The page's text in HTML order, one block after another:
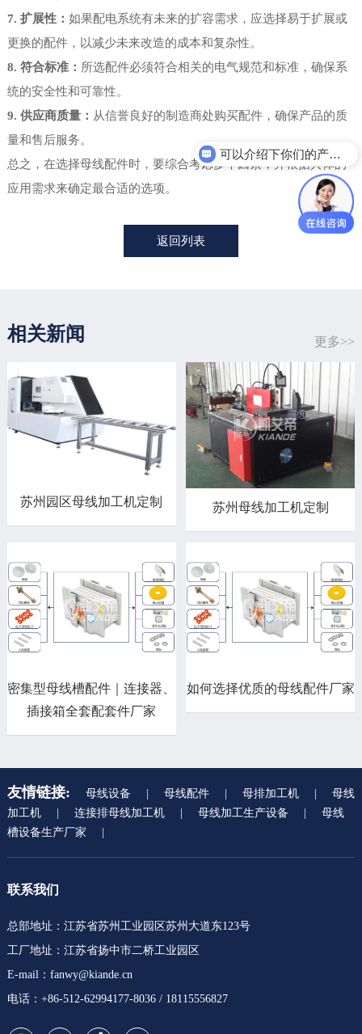
7. 扩展性： 如果配电系统有未来的扩容需求，应选择易于扩展或
更换的配件，以减少未来改造的成本和复杂性。
8. 符合标准： 所选配件必须符合相关的电气规范和标准，确保系
统的安全性和可靠性。
9. 供应商质量： 从信誉良好的制造商处购买配件，确保产品的质
量和售后服务。
总之，在选择母线配件时，要综合考虑多个因素，并根据具体的
应用需求来确定最合适的选项。
返回列表
更多>>
相关新闻
苏州园区母线加工机定制 苏州母线加工机定制
密集型母线槽配件｜连接器、
插接箱全套配套件厂家
如何选择优质的母线配件厂家
友情链接: 母线设备 | 母线配件 | 母排加工机 |
母线
加工机
| 连接排母线加工机 | 母线加工生产设备 |
母线
槽设备生产厂家
|
联系我们
总部地址：江苏省苏州工业园区苏州大道东123号
工厂地址：江苏省扬中市二桥工业园区
E-mail：fanwy@kiande.cn
电话：+86-512-62994177-8036 / 18115556827
可以介绍下你们的产品么？